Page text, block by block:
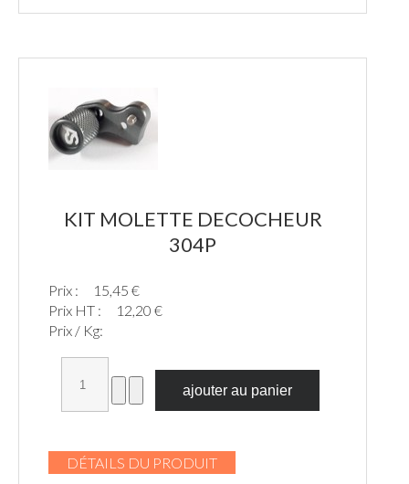
KIT MOLETTE DECOCHEUR
304P
Prix :
15,45 €
Prix HT :
12,20 €
Prix / Kg:
DÉTAILS DU PRODUIT